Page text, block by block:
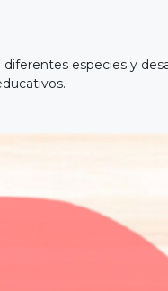
especies y